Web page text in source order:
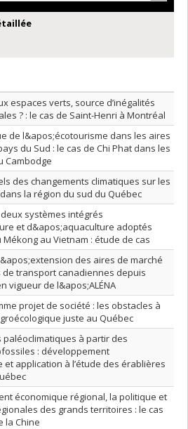
décroissant
en ordre décroissant
espaces verts, source d’inégalités
? : le cas de Saint-Henri à Montréal
de l&apos;écotourisme dans les aires
du Sud : le cas de Chi Phat dans les
Cambodge
des changements climatiques sur les
la région du sud du Québec
systèmes intégrés
et d&apos;aquaculture adoptés
au Vietnam : étude de cas
des aires de marché
transport canadiennes depuis
vigueur de l&apos;ALÉNA
projet de société : les obstacles à
juste au Québec
paléoclimatiques à partir des
: développement
application à l’étude des érablières
économique régional, la politique et
des grands territoires : le cas
la Chine